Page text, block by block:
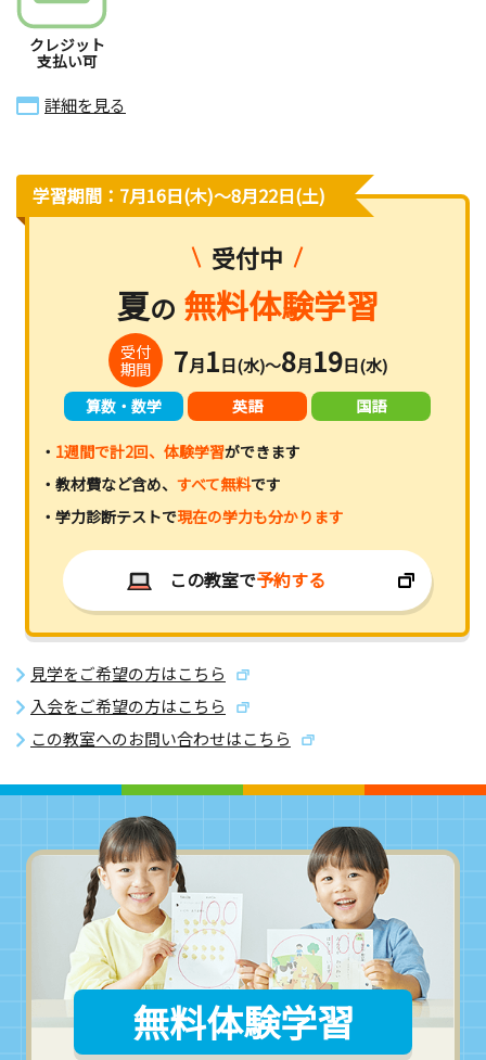
クレジット
支払い可
詳細を見る
学習期間：7月16日(木)〜8月22日(土)
受付中
夏の 無料体験学習
受付
期間
7月1日(水)～8月19日(水)
算数・数学 英語 国語
・ 1週間で計2回、体験学習ができます
・教材費など含め、 すべて無料です
・学力診断テストで現在の学力も分かります
この教室で予約する
見学をご希望の方はこちら
入会をご希望の方はこちら
この教室へのお問い合わせはこちら
無料体験学習